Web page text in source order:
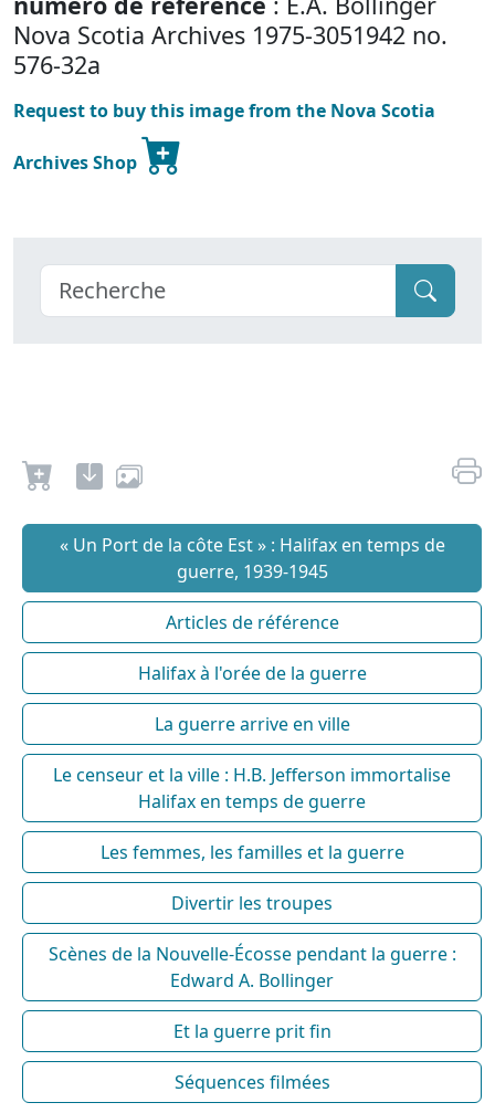
Nova Scotia Archives 1975-3051942 no.
576-32a
Request to buy this image from the Nova Scotia
Archives Shop
« Un Port de la côte Est » : Halifax en temps de
guerre, 1939-1945
Articles de référence
Halifax à l'orée de la guerre
La guerre arrive en ville
Le censeur et la ville : H.B. Jefferson immortalise
Halifax en temps de guerre
Les femmes, les familles et la guerre
Divertir les troupes
Scènes de la Nouvelle-Écosse pendant la guerre :
Edward A. Bollinger
Et la guerre prit fin
Séquences filmées